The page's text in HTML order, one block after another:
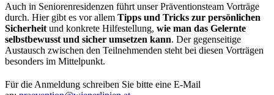
Auch in Seniorenresidenzen führt unser Präventionsteam Vorträge
durch. Hier gibt es vor allem Tipps und Tricks zur persönlichen
Sicherheit und konkrete Hilfestellung, wie man das Gelernte
selbstbewusst und sicher umsetzen kann. Der gegenseitige
Austausch zwischen den Teilnehmenden steht bei diesen Vorträgen
besonders im Mittelpunkt.
Für die Anmeldung schreiben Sie bitte eine E-Mail